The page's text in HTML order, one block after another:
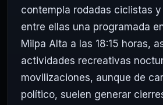
contempla rodadas ciclistas
entre ellas una programada
Milpa Alta a las 18:15 horas,
actividades recreativas
movilizaciones, aunque de
político, suelen generar